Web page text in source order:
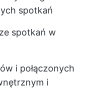
spotkań
spotkań w
i połączonych
i